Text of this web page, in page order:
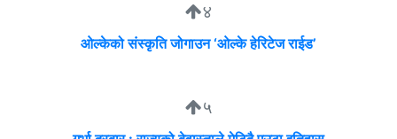
४
ओल्केको संस्कृति जोगाउन ‘ओल्के हेरिटेज राईड’
५